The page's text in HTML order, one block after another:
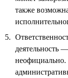
также
деятельность
неофициально.